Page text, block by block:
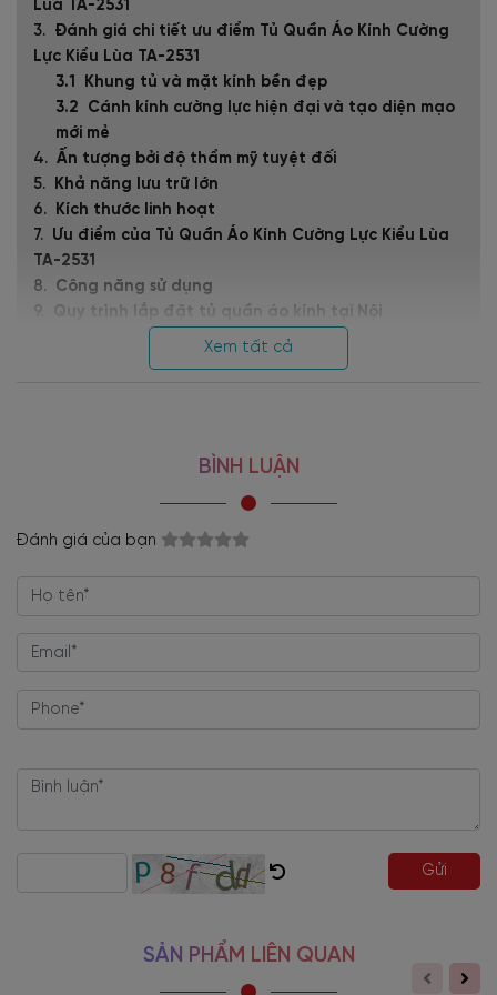
Lùa TA-2531
Đánh giá chi tiết ưu điểm Tủ Quần Áo Kính Cường
Lực Kiểu Lùa TA-2531
Khung tủ và mặt kính bền đẹp
Cánh kính cường lực hiện đại và tạo diện mạo
mới mẻ
Ấn tượng bởi độ thẩm mỹ tuyệt đối
Khả năng lưu trữ lớn
Kích thước linh hoạt
Ưu điểm của Tủ Quần Áo Kính Cường Lực Kiểu Lùa
TA-2531
Công năng sử dụng
Quy trình lắp đặt tủ quần áo kính tại Nội
Nội thất Viva - Địa chỉ uy tín cung cấp nội thất
+ Decor phòng ngủ làm sáng bừng nội thất không gian
+ Tone gỗ sang trọng, phong cách Châu Âu.
+ Kính màu trà mang sắc trầm lắng tạo nét đẹp đặc trưng theo
thiên hướng cổ điển
+ Tính thẩm mỹ cực kì cao, làm nổi bật không gian trưng bày
khoa học.
+ Thời gian bảo hành lên 2 năm.
+ Chế độ chăm sóc khách hàng hợp lý.
Tủ Quần Áo Kính Cường Lực Kiểu Lùa Khung Gỗ MDF Cao
là lựa chọn tuyệt vời để tăng thêm tính thẩm mỹ
Xem tất cả
BÌNH LUẬN
Đánh giá của bạn
Gửi
SẢN PHẨM LIÊN QUAN